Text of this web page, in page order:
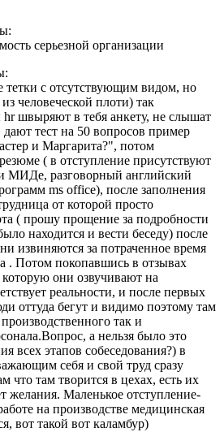
серьезной организации
тетки с отсутствующим видом, но
человеческой плоти) так
швыряют в тебя анкету, не слышат
дают тест на 50 вопросов пример
и Маргарита?", потом
( в отступление присутствуют
МИДе, разговорный английский
ms office), после заполнения
от которой просто
( прошу прощение за подробности
находится и вести беседу) после
извиняются за потраченное время
. Потом покопавшись в отзывах
они озвучивают на
реальности, и после первых
оттуда бегут и видимо поэтому там
так и
а нельзя было это
всех этапов собеседования?) в
себя и свой труд сразу
что там творится в цехах, есть их
желания. Маленькое отступление-
на производстве медицинская
вот такой вот каламбур)